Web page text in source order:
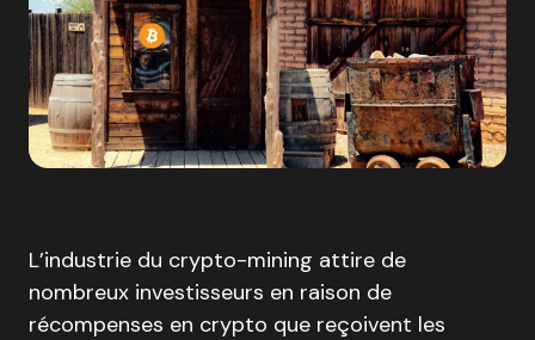
L’industrie du crypto-mining attire de
nombreux investisseurs en raison de
récompenses en crypto que reçoivent les